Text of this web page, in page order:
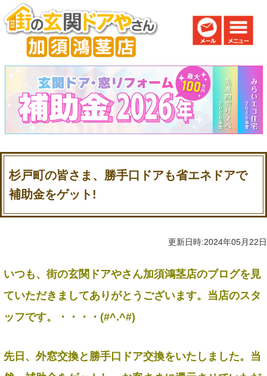
杉戸町の皆さま、勝手口ドアも省エネドアで
補助金をゲット!
更新日時:2024年05月22日
いつも、街の玄関ドアやさん加須鴻茎店のブログを見
ていただきましてありがとうございます。当店のスタ
ッフです。・・・・(#^.^#)
先日、外窓交換と勝手口ドア交換をいたしました。当